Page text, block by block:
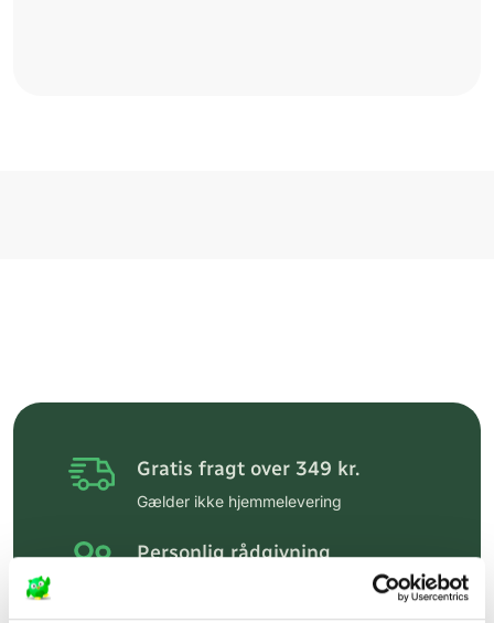
Gratis fragt over 349 kr.
Gælder ikke hjemmelevering
Personlig rådgivning